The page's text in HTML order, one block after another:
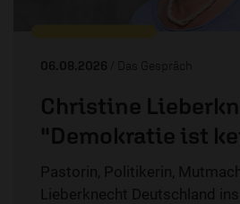
06.08.2026 / Das Gespräch
Christine
"Demokratie ist
Pastorin, Politikerin,
Lieberknecht Deutschland